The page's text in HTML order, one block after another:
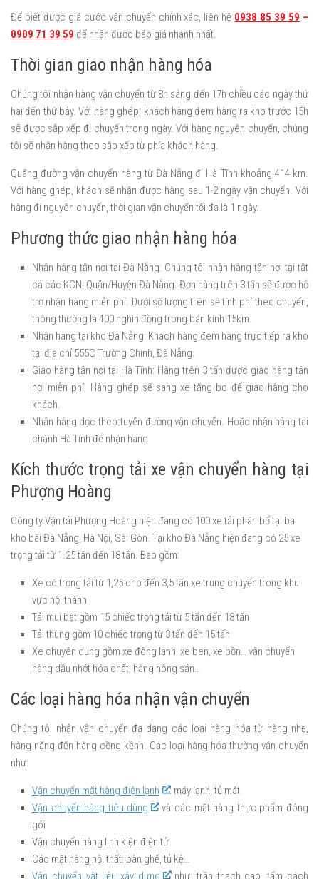
Để biết được giá cước vận chuyển chính xác, liên hệ 0938 85 39 59 –
0909 71 39 59 để nhận được báo giá nhanh nhất.
Thời gian giao nhận hàng hóa
Chúng tôi nhận hàng vận chuyển từ 8h sáng đến 17h chiều các ngày thứ
hai đến thứ bảy. Với hàng ghép, khách hàng đem hàng ra kho trước 15h
sẽ được sắp xếp đi chuyến trong ngày. Với hàng nguyên chuyến, chúng
tôi sẽ nhận hàng theo sắp xếp từ phía khách hàng.
Quãng đường vận chuyển hàng từ Đà Nẵng đi Hà Tĩnh khoảng 414 km.
Với hàng ghép, khách sẽ nhận được hàng sau 1-2 ngày vận chuyển. Với
hàng đi nguyên chuyển, thời gian vận chuyển tối đa là 1 ngày.
Phương thức giao nhận hàng hóa
Nhận hàng tận nơi tại Đà Nẵng: Chúng tôi nhận hàng tận nơi tại tất
cả các KCN, Quận/Huyện Đà Nẵng. Đơn hàng trên 3 tấn sẽ được hỗ
trợ nhận hàng miễn phí. Dưới số lượng trên sẽ tính phí theo chuyến,
thông thường là 400 nghìn đồng trong bán kính 15km.
Nhận hàng tại kho Đà Nẵng: Khách hàng đem hàng trực tiếp ra kho
tại địa chỉ 555C Trường Chinh, Đà Nẵng.
Giao hàng tận nơi tại Hà Tĩnh: Hàng trên 3 tấn được giao hàng tận
nơi miễn phí. Hàng ghép sẽ sang xe tăng bo để giao hàng cho
khách.
Nhận hàng dọc theo tuyến đường vận chuyển. Hoặc nhận hàng tại
chành Hà Tĩnh để nhận hàng
Kích thước trọng tải xe vận chuyển hàng tại
Phượng Hoàng
Công ty Vận tải Phượng Hoàng hiện đang có 100 xe tải phân bổ tại ba
kho bãi Đà Nẵng, Hà Nội, Sài Gòn. Tại kho Đà Nẵng hiện đang có 25 xe
trọng tải từ 1.25 tấn đến 18 tấn. Bao gồm:
Xe có trọng tải từ 1,25 cho đến 3,5 tấn xe trung chuyển trong khu
vực nội thành
Tải mui bạt gồm 15 chiếc trọng tải từ 5 tấn đến 18 tấn
Tải thùng gồm 10 chiếc trọng từ 3 tấn đến 15 tấn
Xe chuyên dụng gồm xe đông lạnh, xe ben, xe bồn… vận chuyển
hàng dầu nhớt hóa chất, hàng nông sản…
Các loại hàng hóa nhận vận chuyển
Chúng tôi nhận vận chuyển đa dạng các loại hàng hóa từ hàng nhẹ,
hàng nặng đến hàng cồng kềnh. Các loại hàng hóa thường vận chuyển
như:
Vận chuyển mặt hàng điện lạnh
: máy lạnh, tủ mát
Vận chuyển hàng tiêu dùng
và các mặt hàng thực phẩm đóng
gói
Vận chuyển hàng linh kiện điện tử
Các mặt hàng nội thất: bàn ghế, tủ kệ…
Vận chuyển vật liệu xây dựng
như: trần thạch cao, tấm cách